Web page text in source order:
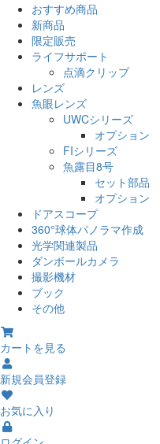
おすすめ商品
新商品
限定販売
ライフサポート
点滴クリップ
レンズ
魚眼レンズ
UWCシリーズ
オプション
FIシリーズ
魚露目8号
セット部品
オプション
ドアスコープ
360°球体パノラマ作成
光学関連製品
ダンボールカメラ
撮影機材
ブック
その他
カートを見る
新規会員登録
お気に入り